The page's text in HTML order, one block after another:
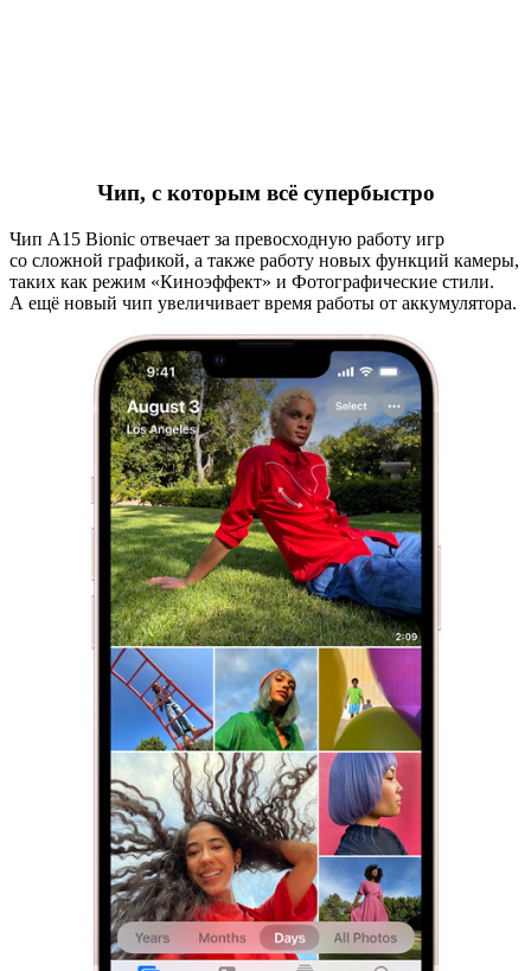
Чип, с которым всё супербыстро
Чип A15 Bionic отвечает за превосходную работу игр
со сложной графикой, а также работу новых функций камеры,
таких как режим «Киноэффект» и Фотогра­фические стили.
А ещё новый чип увеличивает время работы от аккумулятора.